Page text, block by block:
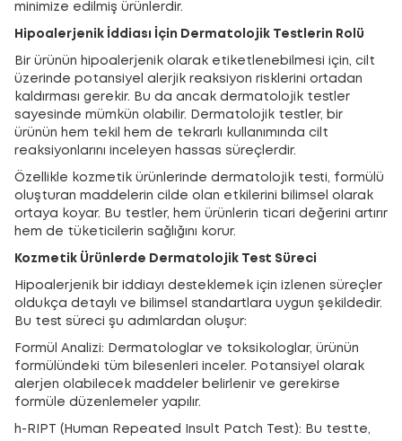
minimize edilmiş ürünlerdir.
Hipoalerjenik İddiası İçin Dermatolojik Testlerin Rolü
Bir ürünün hipoalerjenik olarak etiketlenebilmesi için, cilt
üzerinde potansiyel alerjik reaksiyon risklerini ortadan
kaldırması gerekir. Bu da ancak dermatolojik testler
sayesinde mümkün olabilir. Dermatolojik testler, bir
ürünün hem tekil hem de tekrarlı kullanımında cilt
reaksiyonlarını inceleyen hassas süreçlerdir.
Özellikle kozmetik ürünlerinde dermatolojik testi, formülü
oluşturan maddelerin cilde olan etkilerini bilimsel olarak
ortaya koyar. Bu testler, hem ürünlerin ticari değerini artırır
hem de tüketicilerin sağlığını korur.
Kozmetik Ürünlerde Dermatolojik Test Süreci
Hipoalerjenik bir iddiayı desteklemek için izlenen süreçler
oldukça detaylı ve bilimsel standartlara uygun şekildedir.
Bu test süreci şu adımlardan oluşur:
Formül Analizi: Dermatologlar ve toksikologlar, ürünün
formülündeki tüm bilesenleri inceler. Potansiyel olarak
alerjen olabilecek maddeler belirlenir ve gerekirse
formüle düzenlemeler yapılır.
h-RIPT (Human Repeated Insult Patch Test): Bu testte,